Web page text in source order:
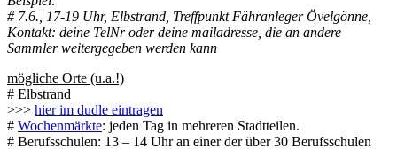
# 7.6., 17-19 Uhr, Elbstrand, Treffpunkt Fähranleger Övelgönne,
Kontakt: deine TelNr oder deine mailadresse, die an andere
Sammler weitergegeben werden kann
mögliche Orte (u.a.!)
# Elbstrand
>>> hier im dudle eintragen
# Wochenmärkte: jeden Tag in mehreren Stadtteilen.
# Berufsschulen: 13 – 14 Uhr an einer der über 30 Berufsschulen